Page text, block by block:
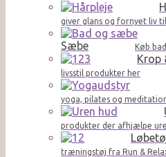
giver glans og fornyet liv
Sæbe
Køb
Krop
livsstil produkter her
yoga, pilates og
produkter der afhjælpe
træningstøj fra Run &